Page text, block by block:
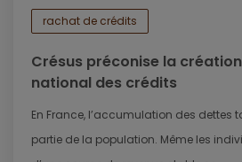
rachat de crédits
Crésus préconise la
national des crédits
En France, l’accumulation des dettes
partie de la population. Même les